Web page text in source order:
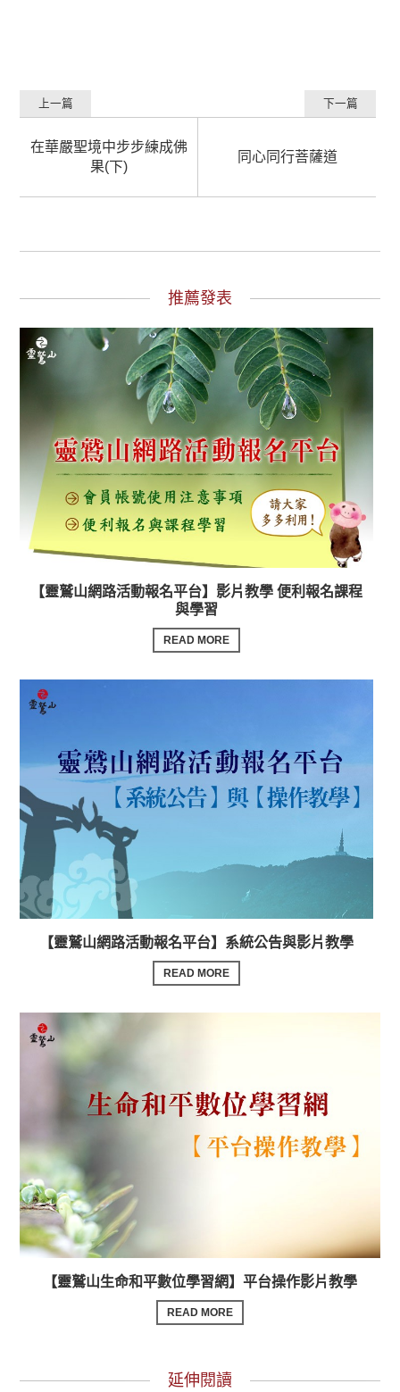
在華嚴聖境中步步練成佛
果(下)
上一篇
同心同行菩薩道
下一篇
推薦發表
【靈鷲山網路活動報名平台】影片教學 便利報名課程
與學習
READ MORE
【靈鷲山網路活動報名平台】系統公告與影片教學
READ MORE
【靈鷲山生命和平數位學習網】平台操作影片教學
READ MORE
延伸閱讀